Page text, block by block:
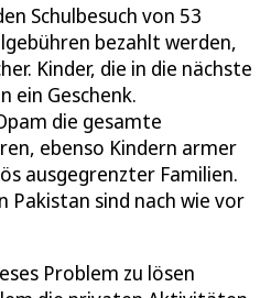
Schulbesuch von 53
bezahlt werden,
Kinder, die in die nächste
ein Geschenk.
die gesamte
ebenso Kindern armer
ausgegrenzter Familien.
Pakistan sind nach wie vor
Problem zu lösen